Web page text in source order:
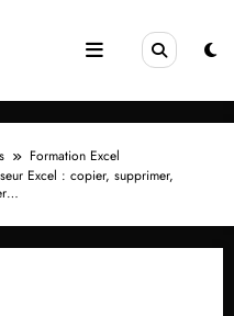
Formation Excel
Excel : copier, supprimer,